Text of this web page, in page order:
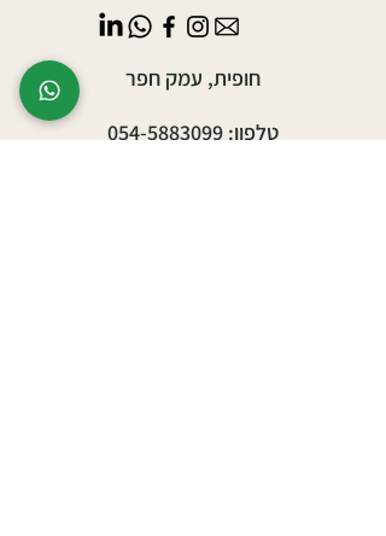
חופית, עמק חפר
טלפון:054-5883099